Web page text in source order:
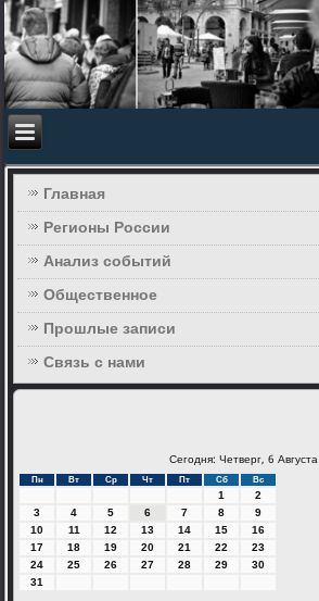
Главная
Регионы России
Анализ событий
Общественное
Прошлые записи
Связь с нами
Сегодня: Четверг, 6 Августа
Пн Вт Ср Чт Пт Сб Вс
1
2
3
4 5 6 7 8
9
10
11 12 13 14 15
16
17
18 19 20 21 22
23
24
25 26 27 28 29
30
31